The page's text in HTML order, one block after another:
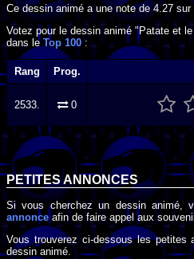
Ce dessin animé a une note de 4.27 sur
Votez pour le dessin animé "Patate et
dans le Top 100 :
Rang Prog.
2533. 0
PETITES ANNONCES
Si vous cherchez un dessin animé,
annonceafin de faire appel aux
Vous trouverez ci-dessous les petites
dessin animé.